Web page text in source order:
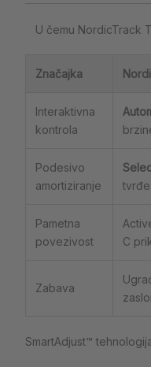
U čemu NordicTrack
Značajka
Interaktivna
kontrola
Podesivo
amortiziranje
Pametna
povezivost
C
Zabava
SmartAdjust™